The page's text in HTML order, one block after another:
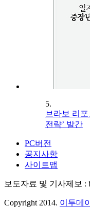
5.
브라보 리포
전략’ 발간
PC버전
공지사항
사이트맵
보도자료 및 기사제보 :
Copyright 2014. 이투데